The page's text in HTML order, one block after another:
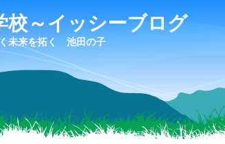
校～イッシーブログ
未来を拓く 池田の子